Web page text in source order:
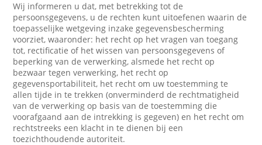
Wij informeren u dat, met betrekking tot de
persoonsgegevens, u de rechten kunt uitoefenen waarin de
toepasselijke wetgeving inzake gegevensbescherming
voorziet, waaronder: het recht op het vragen van toegang
tot, rectificatie of het wissen van persoonsgegevens of
beperking van de verwerking, alsmede het recht op
bezwaar tegen verwerking, het recht op
gegevensportabiliteit, het recht om uw toestemming te
allen tijde in te trekken (onverminderd de rechtmatigheid
van de verwerking op basis van de toestemming die
voorafgaand aan de intrekking is gegeven) en het recht om
rechtstreeks een klacht in te dienen bij een
toezichthoudende autoriteit.